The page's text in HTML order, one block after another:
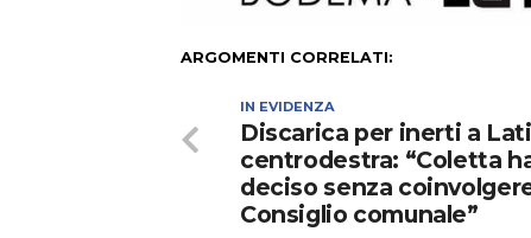
ARGOMENTI CORRELATI:
IN EVIDENZA
Discarica per inerti a
centrodestra: “Coletta
deciso senza
Consiglio comunale”